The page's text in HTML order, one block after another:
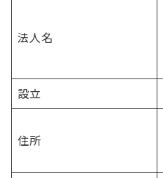
法人名
設立
住所